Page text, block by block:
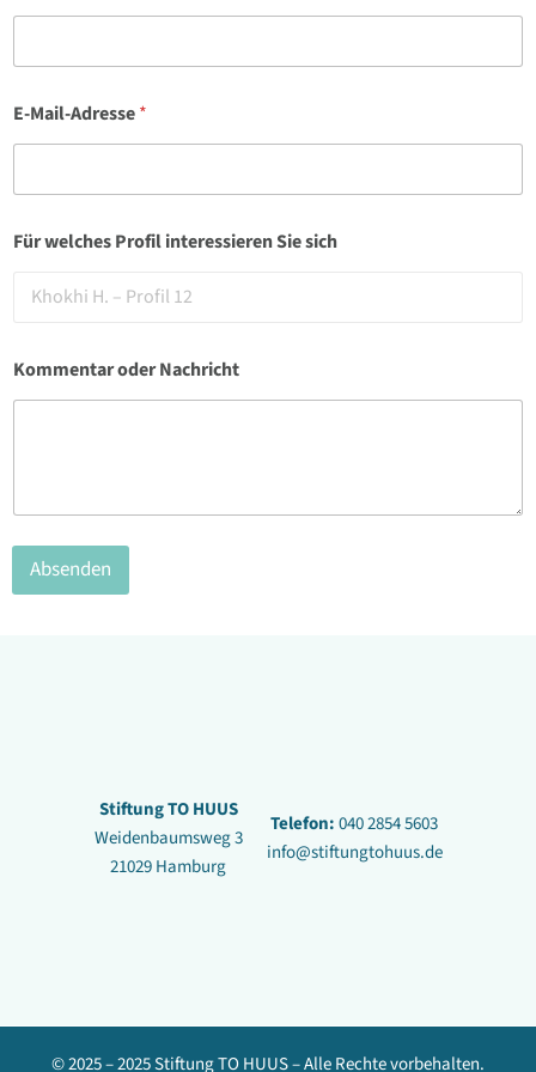
n
e
e
s
e
e
E-Mail-Adresse*
Für welches Profil interessieren Sie sich
Kommentar oder Nachricht
Absenden
Stiftung TO HUUS
Weidenbaumsweg 3
21029 Hamburg
Telefon:040 2854 5603
info@stiftungtohuus.de
© 2025 – 2025 Stiftung TO HUUS – Alle Rechte vorbehalten.